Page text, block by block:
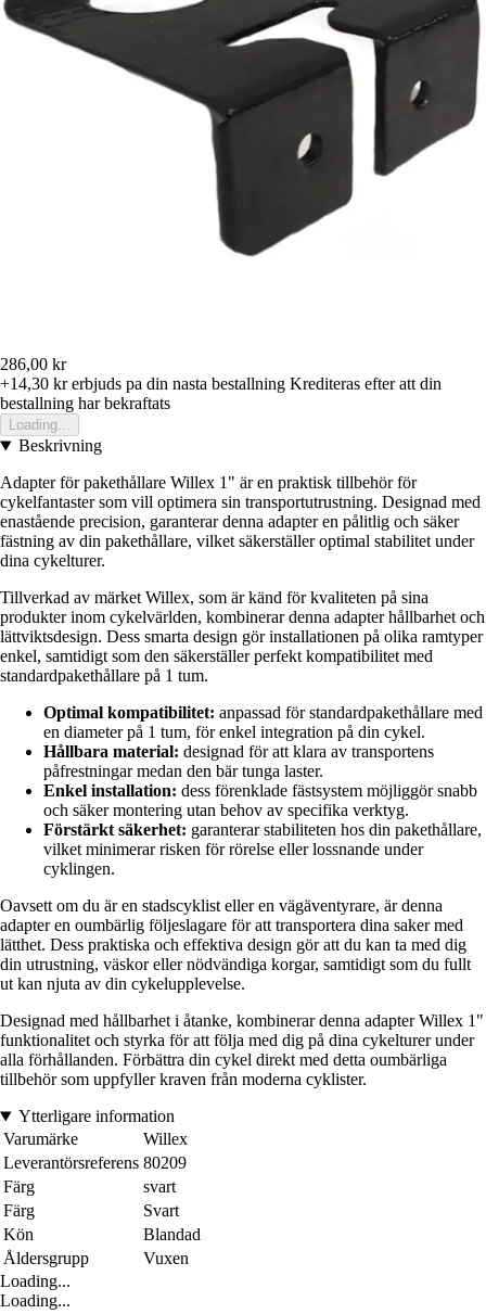
286,00 kr
+14,30 krerbjuds pa din nasta bestallning Krediteras efter att din
bestallning har bekraftats
Loading...
Beskrivning
Adapter för pakethållare Willex 1" är en praktisk tillbehör för
cykelfantaster som vill optimera sin transportutrustning. Designad med
enastående precision, garanterar denna adapter en pålitlig och säker
fästning av din pakethållare, vilket säkerställer optimal stabilitet under
dina cykelturer.
Tillverkad av märket Willex, som är känd för kvaliteten på sina
produkter inom cykelvärlden, kombinerar denna adapter hållbarhet och
lättviktsdesign. Dess smarta design gör installationen på olika ramtyper
enkel, samtidigt som den säkerställer perfekt kompatibilitet med
standardpakethållare på 1 tum.
Optimal kompatibilitet: anpassad för standardpakethållare med
en diameter på 1 tum, för enkel integration på din cykel.
Hållbara material: designad för att klara av transportens
påfrestningar medan den bär tunga laster.
Enkel installation: dess förenklade fästsystem möjliggör snabb
och säker montering utan behov av specifika verktyg.
Förstärkt säkerhet: garanterar stabiliteten hos din pakethållare,
vilket minimerar risken för rörelse eller lossnande under
cyklingen.
Oavsett om du är en stadscyklist eller en vägäventyrare, är denna
adapter en oumbärlig följeslagare för att transportera dina saker med
lätthet. Dess praktiska och effektiva design gör att du kan ta med dig
din utrustning, väskor eller nödvändiga korgar, samtidigt som du fullt
ut kan njuta av din cykelupplevelse.
Designad med hållbarhet i åtanke, kombinerar denna adapter Willex 1"
funktionalitet och styrka för att följa med dig på dina cykelturer under
alla förhållanden. Förbättra din cykel direkt med detta oumbärliga
tillbehör som uppfyller kraven från moderna cyklister.
Ytterligare information
Varumärke
Willex
Leverantörsreferens 80209
Färg
svart
Färg
Svart
Kön
Blandad
Åldersgrupp
Vuxen
Loading...
Loading...